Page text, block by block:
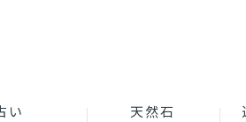
い 天然石